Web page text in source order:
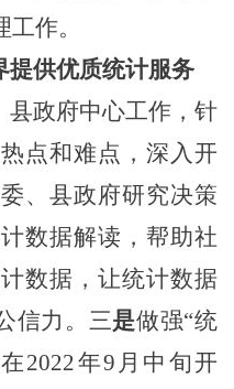
作。
提供优质统计服务
县政府中心工作，针
点和难点，深入开
、县政府研究决策
数据解读，帮助社
数据 ，让统计数据
信力 。 三是做强“统
2022年9月中旬开